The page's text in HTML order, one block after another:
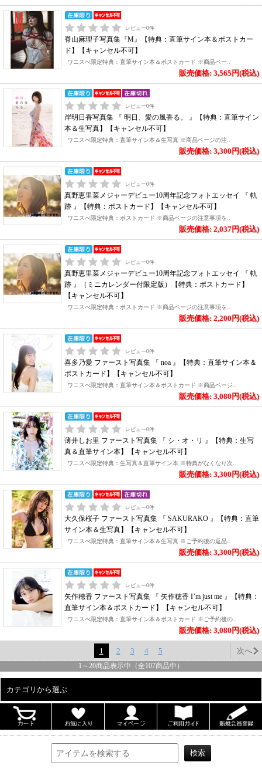
レビュー0件
脊山麻理子写真集『M』【特典：直筆サイン本＆ポストカー
ド】【キャンセル不可】
ワニスぺ限定特典：直筆サイン本＆ポストカード ※商品ペー..
販売価格: 3,565円(税込)
レビュー0件
岸明日香写真集 『 明日、愛の風香る。 』【特典：直筆サイン
本＆生写真】【キャンセル不可】
ワニスぺ限定特典：直筆サイン本＆生写真 ※商品ページの注..
販売価格: 3,300円(税込)
レビュー0件
真野恵里菜メジャーデビュー10周年記念フォトエッセイ 『 軌
跡 』【特典：ポストカード】【キャンセル不可】
ワニスぺ限定特典：ポストカード ※商品ページの注意事項を..
販売価格: 2,037円(税込)
レビュー0件
真野恵里菜メジャーデビュー10周年記念フォトエッセイ 『 軌
跡 』（ミニカレンダー付限定版）【特典：ポストカード】
【キャンセル不可】
ワニスぺ限定特典：ポストカード ※商品ページの注意事項を..
販売価格: 2,200円(税込)
レビュー0件
喜多乃愛 ファースト写真集 『 noa 』【特典：直筆サイン本＆
ポストカード】【キャンセル不可】
ワニスぺ限定特典：直筆サイン本＆ポストカード ※商品ページ..
販売価格: 3,080円(税込)
レビュー0件
薄井しお里 ファースト写真集 『 シ・オ・リ 』【特典：生写
真＆直筆サイン本】【キャンセル不可】
ワニスぺ限定特典：生写真＆直筆サイン本 ※特典がなくなり次..
販売価格: 3,300円(税込)
レビュー0件
大久保桜子 ファースト写真集 『 SAKURAKO 』【特典：直筆
サイン本＆生写真】【キャンセル不可】
ワニスぺ限定特典：直筆サイン本＆生写真 ※ご予約後の返品..
販売価格: 3,300円(税込)
レビュー0件
矢作穂香 ファースト写真集 『 矢作穂香 I’m just me 』【特典：
直筆サイン本＆ポストカード】【キャンセル不可】
ワニスぺ限定特典：直筆サイン本＆ポストカード ※ご予約後の..
販売価格: 3,080円(税込)
1 2 3 4 5 次へ
1 ～ 20商品表示中（全107商品中）
カテゴリから選ぶ
ALL
男性写真集